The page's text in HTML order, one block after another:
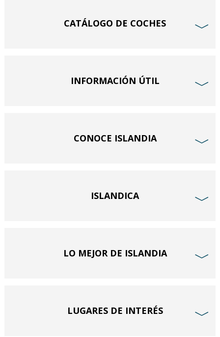
CATÁLOGO DE COCHES ﹀
INFORMACIÓN ÚTIL ﹀
CONOCE ISLANDIA ﹀
ISLANDICA ﹀
LO MEJOR DE ISLANDIA ﹀
LUGARES DE INTERÉS ﹀